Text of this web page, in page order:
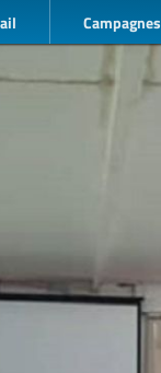
Campagnes